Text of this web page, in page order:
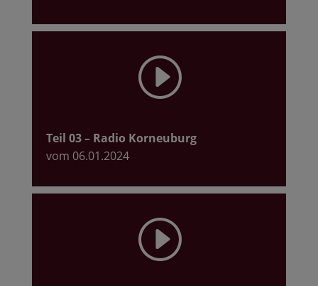
I
Teil 03– Radio Korneuburg
vom 06.01.2024
I